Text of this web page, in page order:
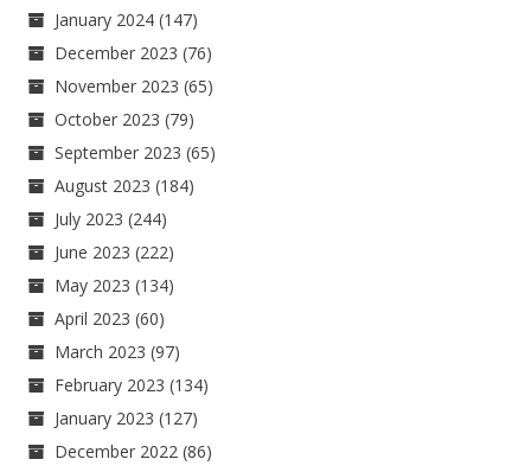
January 2024 (147)
December 2023 (76)
November 2023 (65)
October 2023 (79)
September 2023 (65)
August 2023 (184)
July 2023 (244)
June 2023 (222)
May 2023 (134)
April 2023 (60)
March 2023 (97)
February 2023 (134)
January 2023 (127)
December 2022 (86)